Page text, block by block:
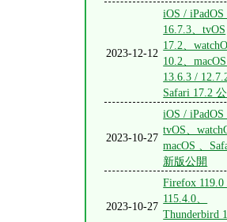
2023-12-12
iOS / iPadOS
16.7.3、tvOS
17.2、
10.2、
13.6.3 / 12.7.2
Safari 17.2
2023-10-27
iOS / iPadOS
tvOS、
macOS 、
新版公開
2023-10-27
Firefox 119.0
115.4.0、
Thunderbird